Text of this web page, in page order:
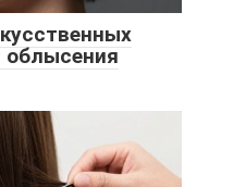
облысения